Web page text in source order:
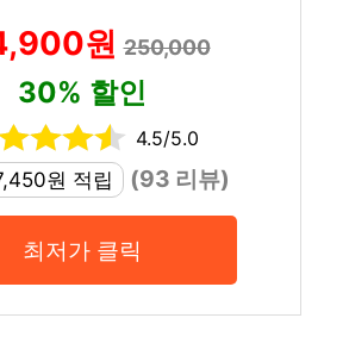
원250,000
30% 할인
4.5/5.0
원 적립
(93 리뷰)
최저가 클릭